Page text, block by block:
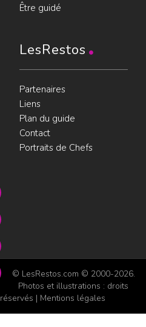
Être guidé
LesRestos
Partenaires
Liens
Plan du guide
Contact
Portraits de Chefs
© LesRestos.com © 2000-2026.
Photos et illustrations : droits
réservés | Mentions légales